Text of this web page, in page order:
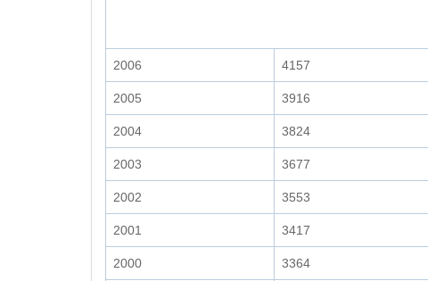
2006 4157
2005 3916
2004 3824
2003 3677
2002 3553
2001 3417
2000 3364